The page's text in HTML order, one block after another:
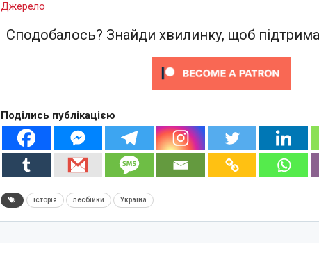
Джерело
Сподобалось? Знайди хвилинку, щоб
Поділись публікацією
історія лесбійки Україна